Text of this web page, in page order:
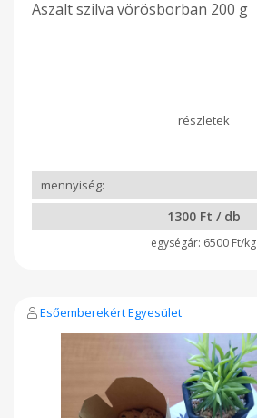
Aszalt szilva vörösborban 200 g
1300 Ft / db
6500 Ft/kg
Esőemberekért Egyesület